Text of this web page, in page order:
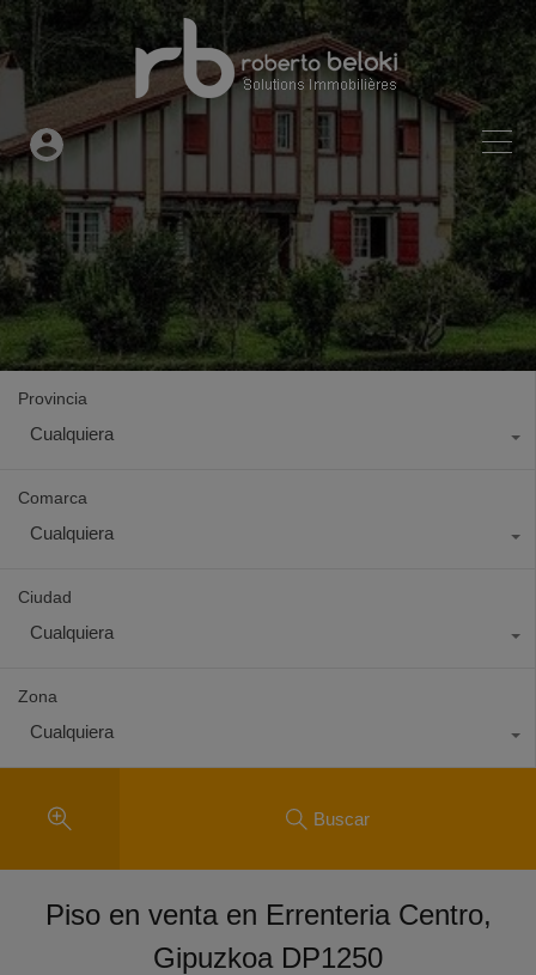
Provincia
Cualquiera
Comarca
Cualquiera
Ciudad
Cualquiera
Zona
Cualquiera
Buscar
Piso en venta en Errenteria Centro,
Gipuzkoa DP1250